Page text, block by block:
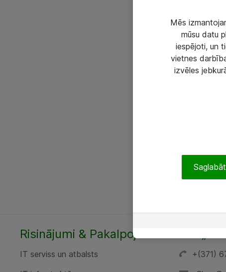
Risinājumi & Pakalpojumi
IT serviss un atbalsts
+(371)
Mēs
mūsu datu
iespējoti, un
vietnes
izvēles